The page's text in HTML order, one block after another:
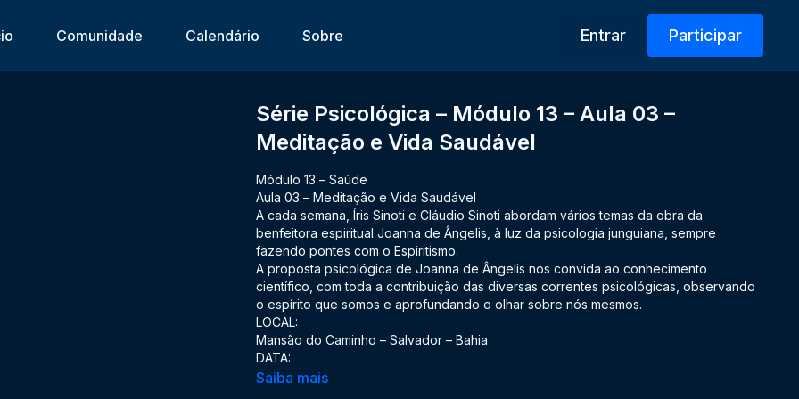
Comunidade Calendário Sobre Entrar Participar
Série Psicológica – Módulo 13 – Aula 03 –
Meditação e Vida Saudável
Módulo 13 – Saúde
Aula 03 – Meditação e Vida Saudável
A cada semana, Íris Sinoti e Cláudio Sinoti abordam vários temas da obra da
benfeitora espiritual Joanna de Ângelis, à luz da psicologia junguiana, sempre
fazendo pontes com o Espiritismo.
A proposta psicológica de Joanna de Ângelis nos convida ao conhecimento
científico, com toda a contribuição das diversas correntes psicológicas, observando
o espírito que somos e aprofundando o olhar sobre nós mesmos.
LOCAL:
Mansão do Caminho – Salvador – Bahia
DATA:
Setembro/2020
Saiba mais